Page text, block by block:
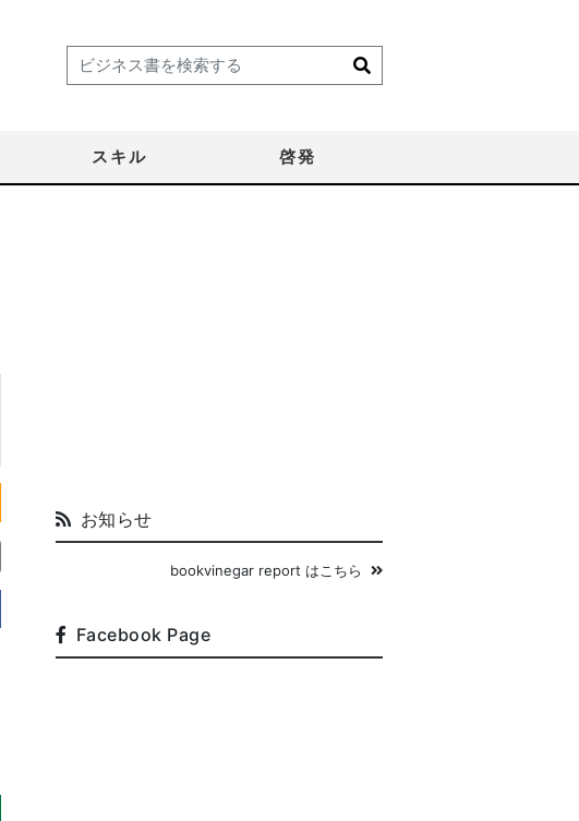
スキル 啓発
お知らせ
bookvinegar report はこちら
Facebook Page